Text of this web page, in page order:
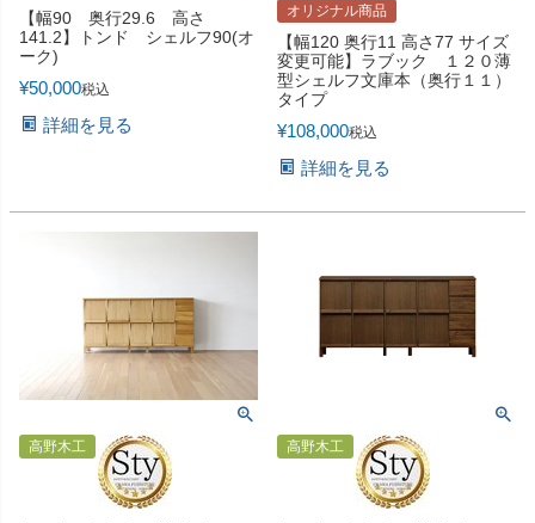
【幅90 奥行29.6 高さ
141.2】トンド シェルフ90(オ
ーク)
¥50,000税込
詳細を見る
オリジナル商品
【幅120 奥行11 高さ77 サイズ
変更可能】ラブック １２０薄
型シェルフ文庫本（奥行１１）
タイプ
¥108,000税込
詳細を見る
高野木工 高野木工